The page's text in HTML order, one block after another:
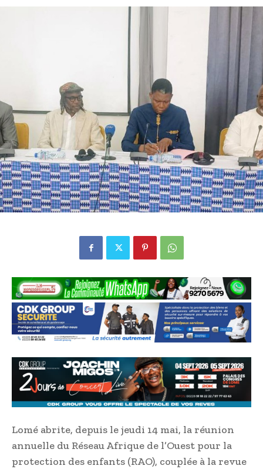
Lomé abrite, depuis le jeudi 14 mai, la réunion
annuelle du Réseau Afrique de l’Ouest pour la
protection des enfants (RAO), couplée à la revue